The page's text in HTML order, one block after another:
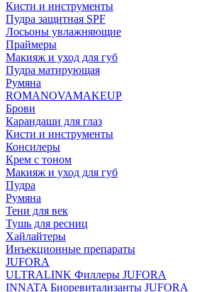
Кисти и инструменты
Пудра защитная SPF
Лосьоны увлажняющие
Праймеры
Макияж и уход для губ
Пудра матирующая
Румяна
ROMANOVAMAKEUP
Брови
Карандаши для глаз
Кисти и инструменты
Консилеры
Крем с тоном
Макияж и уход для губ
Пудра
Румяна
Тени для век
Тушь для ресниц
Хайлайтеры
Инъекционные препараты
JUFORA
ULTRALINK Филлеры JUFORA
INNATA Биоревитализанты JUFORA